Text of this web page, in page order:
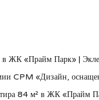
ЖК «Прайм Парк» |
CPM «Дизайн,
84 м² в ЖК «Прайм